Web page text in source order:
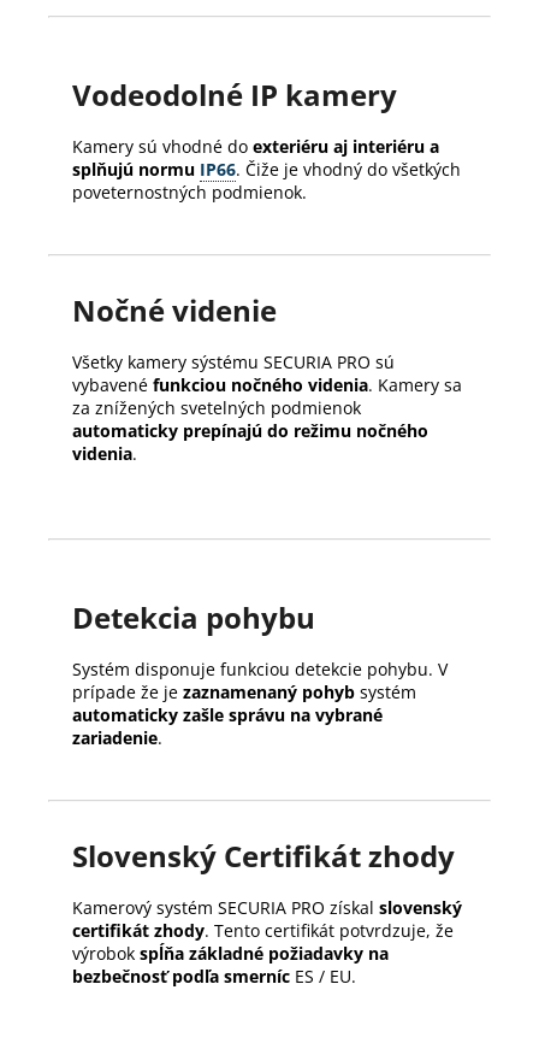
Vodeodolné IP kamery
Kamery sú vhodné do exteriéru aj interiéru a
splňujú normu IP66. Čiže je vhodný do všetkých
poveternostných podmienok.
Nočné videnie
Všetky kamery sýstému SECURIA PRO sú
vybavené funkciou nočného videnia. Kamery sa
za znížených svetelných podmienok
automaticky prepínajú do režimu nočného
videnia.
Detekcia pohybu
Systém disponuje funkciou detekcie pohybu. V
prípade že je zaznamenaný pohyb systém
automaticky zašle správu na vybrané
zariadenie.
Slovenský Certifikát zhody
Kamerový systém SECURIA PRO získal slovenský
certifikát zhody. Tento certifikát potvrdzuje, že
výrobok spĺňa základné požiadavky na
bezbečnosť podľa smerníc ES / EU.